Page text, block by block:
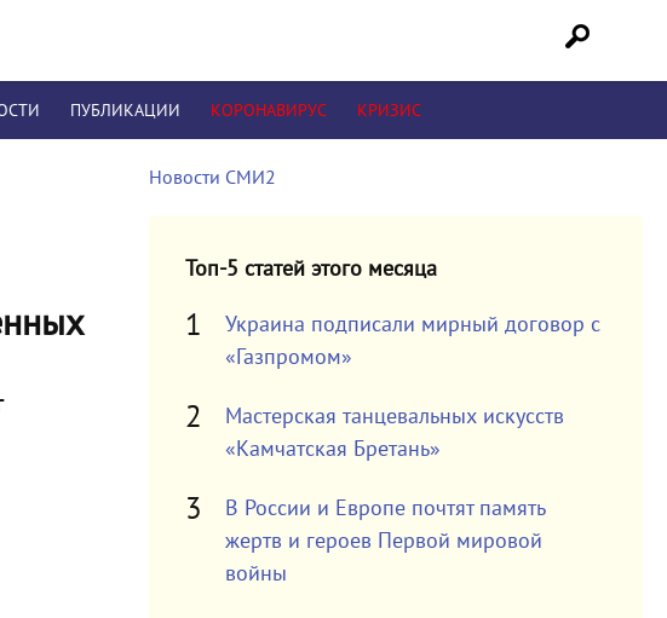
ПУБЛИКАЦИИ КОРОНАВИРУС КРИЗИС
Новости СМИ2
Топ-5 статей этого месяца
Украина подписали мирный договор с
«Газпромом»
Мастерская танцевальных искусств
«Камчатская Бретань»
В России и Европе почтят память
жертв и героев Первой мировой
войны